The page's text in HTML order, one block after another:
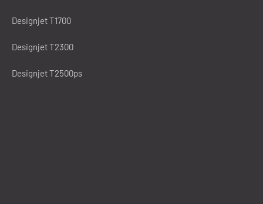
Designjet T1700
Designjet T2300
Designjet T2500ps